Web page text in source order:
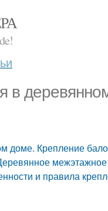
в
доме. Крепление
межэтажное
и правила